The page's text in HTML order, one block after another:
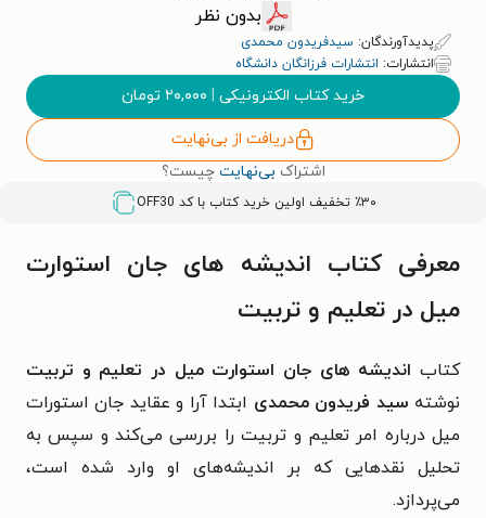
بدون نظر
پدیدآورندگان: سیدفریدون محمدی
انتشارات: انتشارات فرزانگان دانشگاه
خرید کتاب الکترونیکی | ۲۰,۰۰۰ تومان
دریافت از بی‌نهایت
اشتراک بی‌نهایت چیست؟
٪۳۰ تخفیف اولین خرید کتاب با کد OFF30
معرفی کتاب اندیشه های جان استوارت
میل در تعلیم و تربیت
کتاب اندیشه های جان استوارت میل در تعلیم و تربیت
نوشته سید فریدون محمدی ابتدا آرا و عقاید جان استورات
میل درباره امر تعلیم و تربیت را بررسی می‌کند و سپس به
تحلیل نقدهایی که بر اندیشه‌های او وارد شده است،
می‌پردازد.